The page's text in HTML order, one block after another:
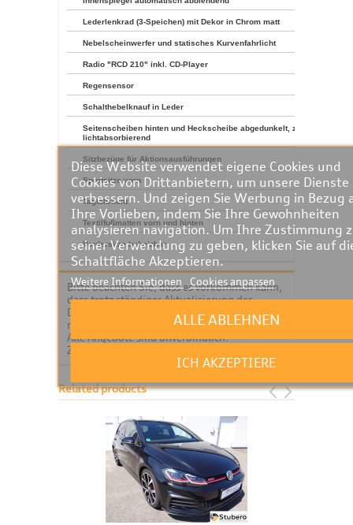
Lederlenkrad (3-Speichen) mit Dekor in Chrom matt
Nebelscheinwerfer und statisches Kurvenfahrlicht
Radio "RCD 210" inkl. CD-Player
Regensensor
Schalthebelknauf in Leder
Seitenscheiben hinten und Heckscheibe abgedunkelt, zu 65 %
lichtabsorbierend
Sitzbezüge für Aktionsausführungen
Sportsitze vorn
Tagfahrlicht
Textilfußmatten vorn und hinten
Vordersitze beheizbar
Bitte beachten Sie, dass es vorkommen kann,
dass trotz ständiger Aktualisierung der
Datenbank das von Ihnen gewählte Fahrzeug
nicht mehr verfügbar ist.
Alle Angebote sind unverbindlich.
Zwischenverkauf und Irrtümer vorbehalten.
Related products
Diese Website verwendet eigene Cookies und
Cookies von Drittanbietern, um unsere Dienste
verbessern. Und zeigen Sie Werbung in Bezug
Ihre Vorlieben, indem Sie Ihre Gewohnheiten
analysieren navigation. Um Ihre Zustimmung
seiner Verwendung zu geben, klicken Sie auf
Schaltfläche Akzeptieren.
Weitere Informationen Cookies anpassen
ALLE ABLEHNEN
ICH AKZEPTIERE